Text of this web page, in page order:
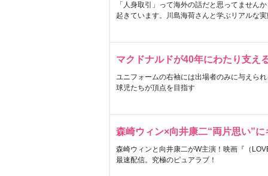
「人身取引」って海外の話だと思ってません
起きています。川島海荷さんと学ぶリアルな
マクドナルドが40年にわたり支え
ユニフォームの右袖には出場者のみに与えら
球児たちが頂点を目指す
森崎ウィン×向井康二“両片思い”
森崎ウィンと向井康二がW主演！映画『（
最速配信。究極のピュアラブ！